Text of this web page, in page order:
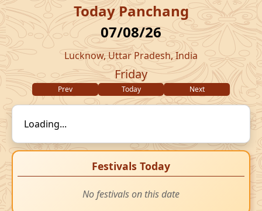
Today Panchang
07/08/26
Lucknow, Uttar Pradesh, India
Friday
Prev Today Next
Loading...
Festivals Today
No festivals on this date